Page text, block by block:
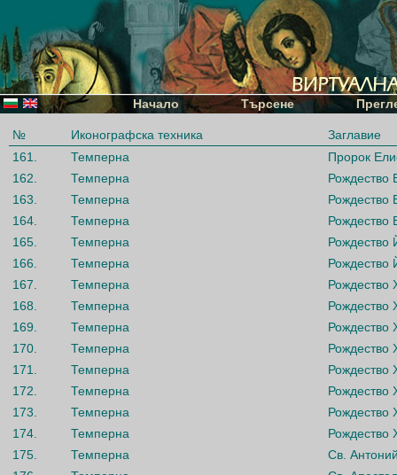
Начало Търсене
№ Иконографска техника
Заглавие
161.
Темперна
Пророк
162.
Темперна
Рождество
163.
Темперна
Рождество
164.
Темперна
Рождество
165.
Темперна
Рождество
166.
Темперна
Рождество
167.
Темперна
Рождество
168.
Темперна
Рождество
169.
Темперна
Рождество
170.
Темперна
Рождество
171.
Темперна
Рождество
172.
Темперна
Рождество
173.
Темперна
Рождество
174.
Темперна
Рождество
175.
Темперна
Св.